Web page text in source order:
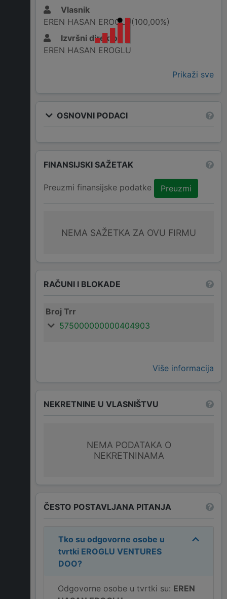
Vlasnik
EREN HASAN EROGLU(100,00%)
Izvršni direktor
EREN HASAN EROGLU
Prikaži sve
OSNOVNI PODACI
FINANSIJSKI SAŽETAK
Preuzmi finansijske podatke Preuzmi
NEMA SAŽETKA ZA OVU FIRMU
RAČUNI I BLOKADE
Broj Trr
575000000000404903
Više informacija
NEKRETNINE U VLASNIŠTVU
NEMA PODATAKA O
NEKRETNINAMA
ČESTO POSTAVLJANA PITANJA
Tko su odgovorne osobe u
tvrtki EROGLU VENTURES
DOO?
Odgovorne osobe u tvrtki su: EREN